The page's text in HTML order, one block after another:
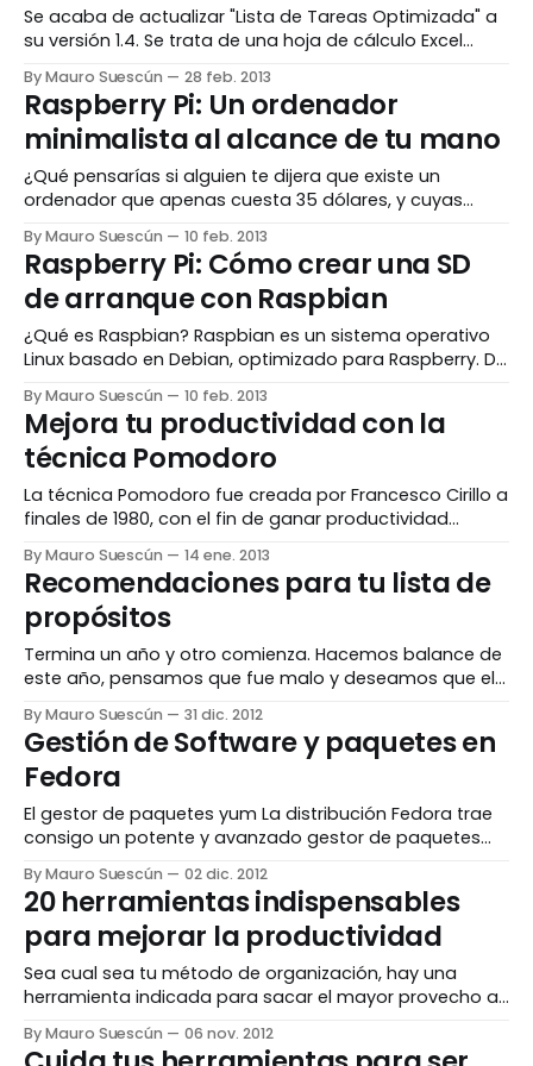
Se acaba de actualizar "Lista de Tareas Optimizada" a
su versión 1.4. Se trata de una hoja de cálculo Excel
dotada con funcionalidades sencillas, prácticas y
potentes para ayudarte a gestionar eficazmente tus
listas de tareas. Esta herramienta incluye mejoras
visuales y de avisos (columna VENCIMIENTO),
By Mauro Suescún 28 feb. 2013
Raspberry Pi: Un ordenador
minimalista al alcance de tu mano
¿Qué pensarías si alguien te dijera que existe un
ordenador que apenas cuesta 35 dólares, y cuyas
características no son nada despreciables? ¿Y si ese
ordenador es una simple placa base del tamaño de
una tarjeta de crédito? La estupefacción del primer
momento se queda grabado siempre, pues la
By Mauro Suescún 10 feb. 2013
Raspberry Pi: Cómo crear una SD
de arranque con Raspbian
¿Qué es Raspbian? Raspbian es un sistema operativo
Linux basado en Debian, optimizado para Raspberry. De
entre todas las distribuciones Linux, Debian es la más
conocida y popular, gracias a su estabilidad. Muchas
otras distribuciones, como Ubuntu o Linux Mint, están
basadas en esta distribución. Raspbian es la
By Mauro Suescún 10 feb. 2013
Mejora tu productividad con la
técnica Pomodoro
La técnica Pomodoro fue creada por Francesco Cirillo a
finales de 1980, con el fin de ganar productividad
administrando mejor el tiempo en sus estudios. Su
nombre está inspirado en un temporizador de cocina
con forma de tomate (Pomodoro en italiano), pues
con él comprometía períodos de 25 minutos para
By Mauro Suescún 14 ene. 2013
Recomendaciones para tu lista de
propósitos
Termina un año y otro comienza. Hacemos balance de
este año, pensamos que fue malo y deseamos que el
que año que viene sea mucho mejor. Parece que los
seres humanos buscamos un día especial en el año
para deseos especiales: Nochevieja, Año Nuevo, San
Valentín, el Día de la
By Mauro Suescún 31 dic. 2012
Gestión de Software y paquetes en
Fedora
El gestor de paquetes yum La distribución Fedora trae
consigo un potente y avanzado gestor de paquetes
llamado yum, basado en el clásico rpm. Este gestor se
utiliza desde la consola de comandos. He aquí los
comandos más básicos: $ man yum Ayuda sobre yum
$ yum list Lista todos los paquetes
By Mauro Suescún 02 dic. 2012
20 herramientas indispensables
para mejorar la productividad
Sea cual sea tu método de organización, hay una
herramienta indicada para sacar el mayor provecho a
tu trabajo y ser más productivo. La siguiente colección
de herramientas son una valoración personal y objetiva
By Mauro Suescún 06 nov. 2012